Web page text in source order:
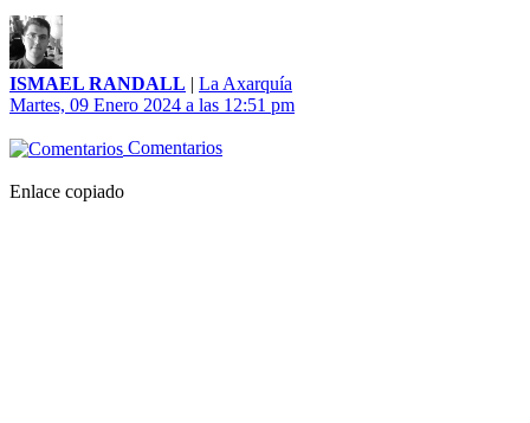
ISMAEL RANDALL | La Axarquía
Martes, 09 Enero 2024 a las 12:51 pm
Comentarios
Enlace copiado